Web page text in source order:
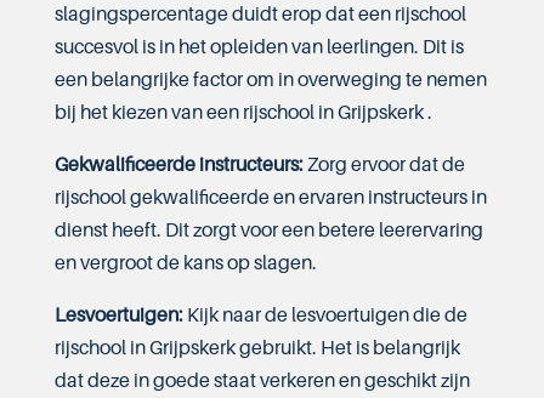
slagingspercentage duidt erop dat een rijschool
succesvol is in het opleiden van leerlingen. Dit is
een belangrijke factor om in overweging te nemen
bij het kiezen van een rijschool in Grijpskerk .
Gekwalificeerde instructeurs:Zorg ervoor dat de
rijschool gekwalificeerde en ervaren instructeurs in
dienst heeft. Dit zorgt voor een betere leerervaring
en vergroot de kans op slagen.
Lesvoertuigen:Kijk naar de lesvoertuigen die de
rijschool in Grijpskerk gebruikt. Het is belangrijk
dat deze in goede staat verkeren en geschikt zijn